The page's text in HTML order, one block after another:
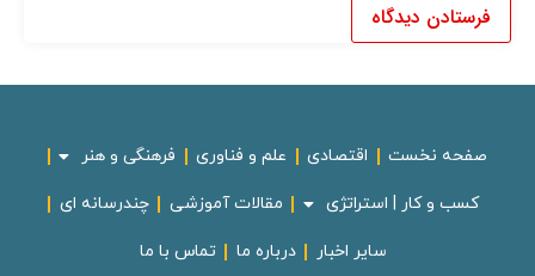
صفحه نخست اقتصادی علم و فناوری فرهنگی و هنر
کسب و کار | استراتژی مقالات آموزشی چندرسانه ای
سایر اخبار درباره ما تماس با ما